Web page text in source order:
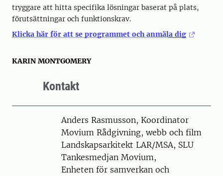
tryggare att hitta specifika lösningar baserat på plats,
förutsättningar och funktionskrav.
Klicka här för att se programmet och anmäla dig
KARIN MONTGOMERY
Kontakt
PersonAnders Rasmusson, Koordinator
Movium Rådgivning, webb och film
Landskapsarkitekt LAR/MSA, SLU
Tankesmedjan Movium,
Enheten för samverkan och